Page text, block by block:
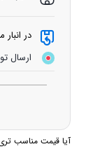
در
ارسال
آیا قیمت مناسب